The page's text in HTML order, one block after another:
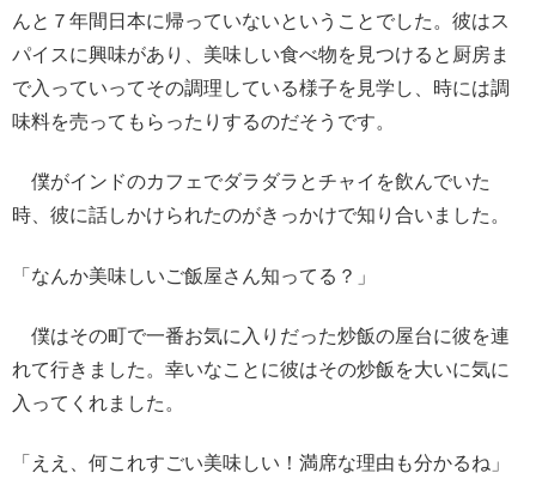
んと７年間日本に帰っていないということでした。彼はス
パイスに興味があり、美味しい食べ物を見つけると厨房ま
で入っていってその調理している様子を見学し、時には調
味料を売ってもらったりするのだそうです。
僕がインドのカフェでダラダラとチャイを飲んでいた
時、彼に話しかけられたのがきっかけで知り合いました。
「なんか美味しいご飯屋さん知ってる？」
僕はその町で一番お気に入りだった炒飯の屋台に彼を連
れて行きました。幸いなことに彼はその炒飯を大いに気に
入ってくれました。
「ええ、何これすごい美味しい！満席な理由も分かるね」